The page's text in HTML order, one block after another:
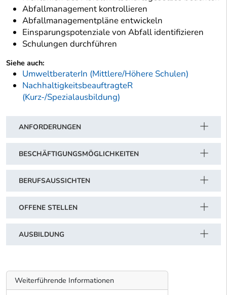
Abfallmanagement kontrollieren
Abfallmanagementpläne entwickeln
Einsparungspotenziale von Abfall identifizieren
Schulungen durchführen
Siehe auch:
UmweltberaterIn (Mittlere/Höhere Schulen)
NachhaltigkeitsbeauftragteR
(Kurz-/Spezialausbildung)
ANFORDERUNGEN
BESCHÄFTIGUNGSMÖGLICHKEITEN
BERUFSAUSSICHTEN
OFFENE STELLEN
AUSBILDUNG
Weiterführende Informationen